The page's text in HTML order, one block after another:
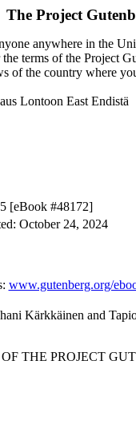
The Project
anywhere in the
terms of the Project
of the country where
Lontoon East Endistä
[eBook #48172]
October 24, 2024
: www.gutenberg.org/
Kärkkäinen and
THE PROJECT